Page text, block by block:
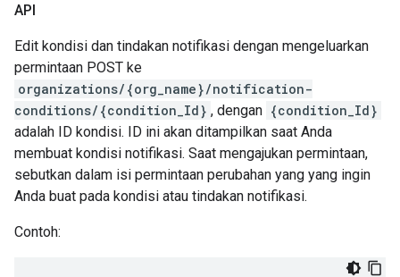
API
Edit kondisi dan tindakan notifikasi dengan mengeluarkan
permintaan POST ke
organizations/{org_name}/notification-
conditions/{condition_Id} , dengan {condition_Id}
adalah ID kondisi. ID ini akan ditampilkan saat Anda
membuat kondisi notifikasi. Saat mengajukan permintaan,
sebutkan dalam isi permintaan perubahan yang yang ingin
Anda buat pada kondisi atau tindakan notifikasi.
Contoh: